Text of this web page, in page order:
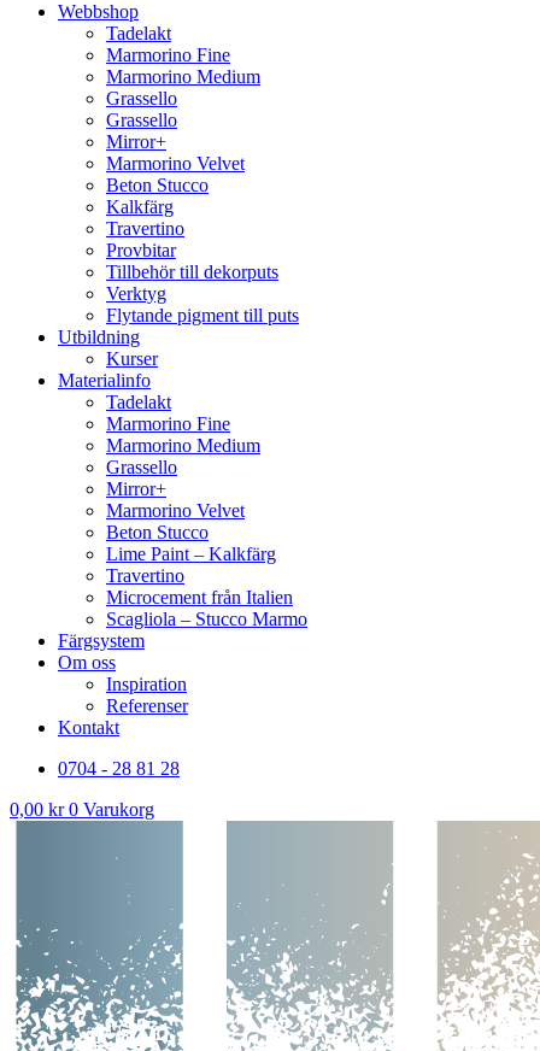
Webbshop
Tadelakt
Marmorino Fine
Marmorino Medium
Grassello
Grassello
Mirror+
Marmorino Velvet
Beton Stucco
Kalkfärg
Travertino
Provbitar
Tillbehör till dekorputs
Verktyg
Flytande pigment till puts
Utbildning
Kurser
Materialinfo
Tadelakt
Marmorino Fine
Marmorino Medium
Grassello
Mirror+
Marmorino Velvet
Beton Stucco
Lime Paint – Kalkfärg
Travertino
Microcement från Italien
Scagliola – Stucco Marmo
Färgsystem
Om oss
Inspiration
Referenser
Kontakt
0704 - 28 81 28
0,00 kr 0 Varukorg